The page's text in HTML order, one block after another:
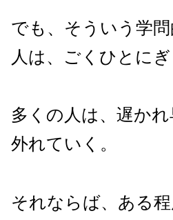
でも、そういう学
人は、ごくひとに
多くの人は、遅か
外れていく。
それならば、ある